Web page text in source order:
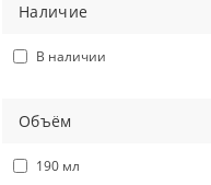
Наличие
В наличии
Объём
190 мл